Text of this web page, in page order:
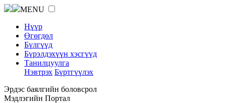
MENU
Нүүр
Өгөгдөл
Бүлгүүд
Бүрэлдэхүүн хэсгүүд
Танилцуулга
Нэвтрэх Бүртгүүлэх
Эрдэс баялгийн боловсрол
Мэдлэгийн Портал